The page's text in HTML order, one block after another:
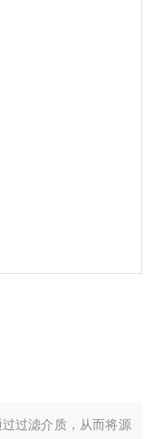
过滤介质，从而将源